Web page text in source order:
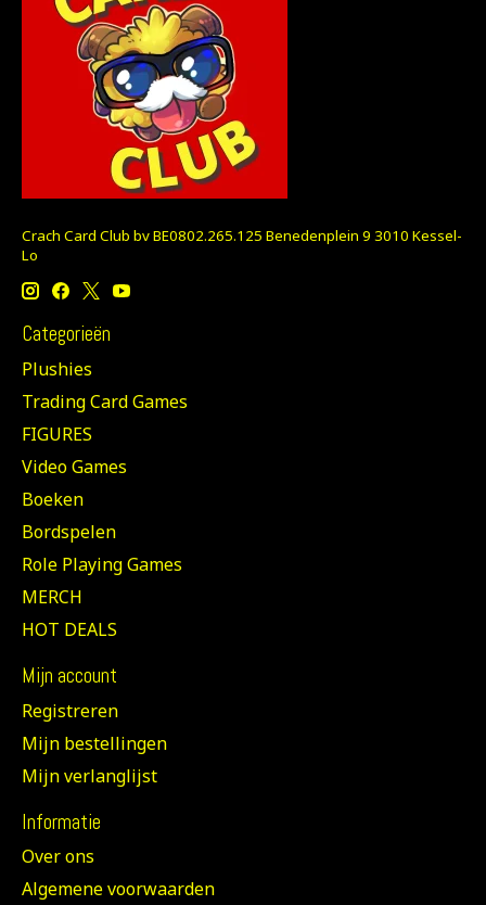
Crach Card Club bv BE0802.265.125 Benedenplein 9 3010 Kessel-
Lo
Categorieën
Plushies
Trading Card Games
FIGURES
Video Games
Boeken
Bordspelen
Role Playing Games
MERCH
HOT DEALS
Mijn account
Registreren
Mijn bestellingen
Mijn verlanglijst
Informatie
Over ons
Algemene voorwaarden